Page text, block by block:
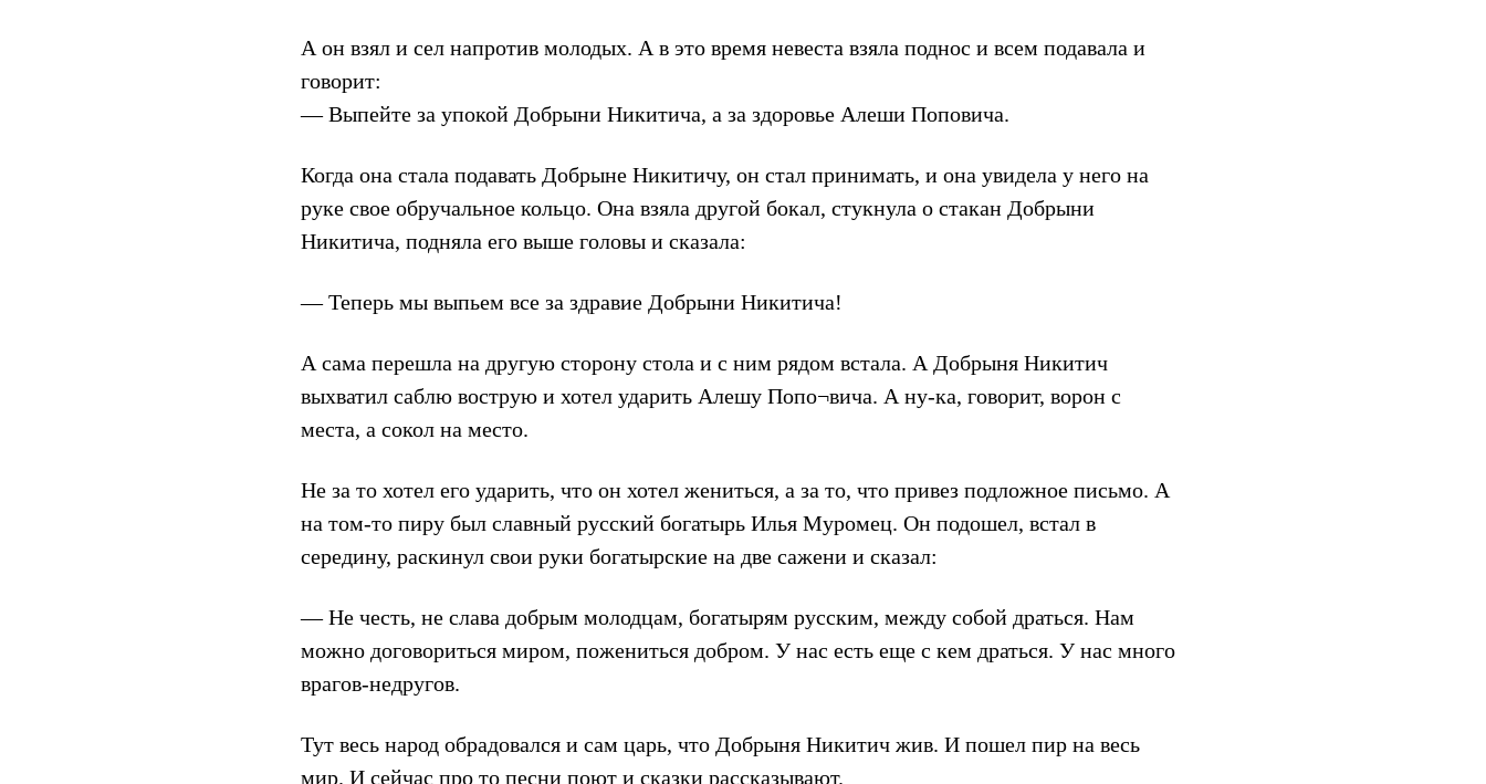
А он взял и сел напротив молодых. А в это время невеста взяла поднос и всем подавала и
говорит:
— Выпейте за упокой Добрыни Никитича, а за здоровье Алеши Поповича.
Когда она стала подавать Добрыне Никитичу, он стал принимать, и она увидела у него на
руке свое обручальное кольцо. Она взяла другой бокал, стукнула о стакан Добрыни
Никитича, подняла его выше головы и сказала:
— Теперь мы выпьем все за здравие Добрыни Никитича!
А сама перешла на другую сторону стола и с ним рядом встала. А Добрыня Никитич
выхватил саблю вострую и хотел ударить Алешу Попо¬вича. А ну-ка, говорит, ворон с
места, а сокол на место.
Не за то хотел его ударить, что он хотел жениться, а за то, что привез подложное письмо. А
на том-то пиру был славный русский богатырь Илья Муромец. Он подошел, встал в
середину, раскинул свои руки богатырские на две сажени и сказал:
— Не честь, не слава добрым молодцам, богатырям русским, между собой драться. Нам
можно договориться миром, пожениться добром. У нас есть еще с кем драться. У нас много
врагов-недругов.
Тут весь народ обрадовался и сам царь, что Добрыня Никитич жив. И пошел пир на весь
мир. И сейчас про то песни поют и сказки рассказывают.